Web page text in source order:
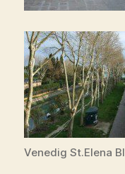
Venedig St.Elena